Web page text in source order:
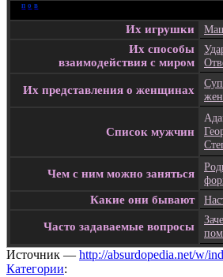
п ·о ·в
Их игрушки
Их способы
взаимодействия с миром
Их представления о женщинах
Список мужчин
Чем с ним можно заняться
Какие они бывают
Часто задаваемые вопросы
Источник — http://absurdopedia.net/w/
Категории: